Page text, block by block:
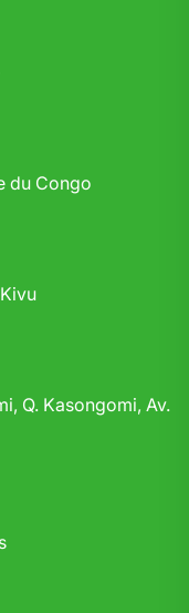
du Congo
Q. Kasongomi, Av.